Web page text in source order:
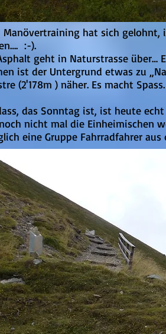
Manövertraining hat sich gelohnt,
:-).
geht in Naturstrasse über…
ist der Untergrund etwas zu
(2'178m ) näher. Es macht Spass.
das Sonntag ist, ist heute
nicht mal die Einheimischen
eine Gruppe Fahrradfahrer